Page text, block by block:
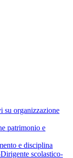
su organizzazione
patrimonio e
e disciplina
scolastico-